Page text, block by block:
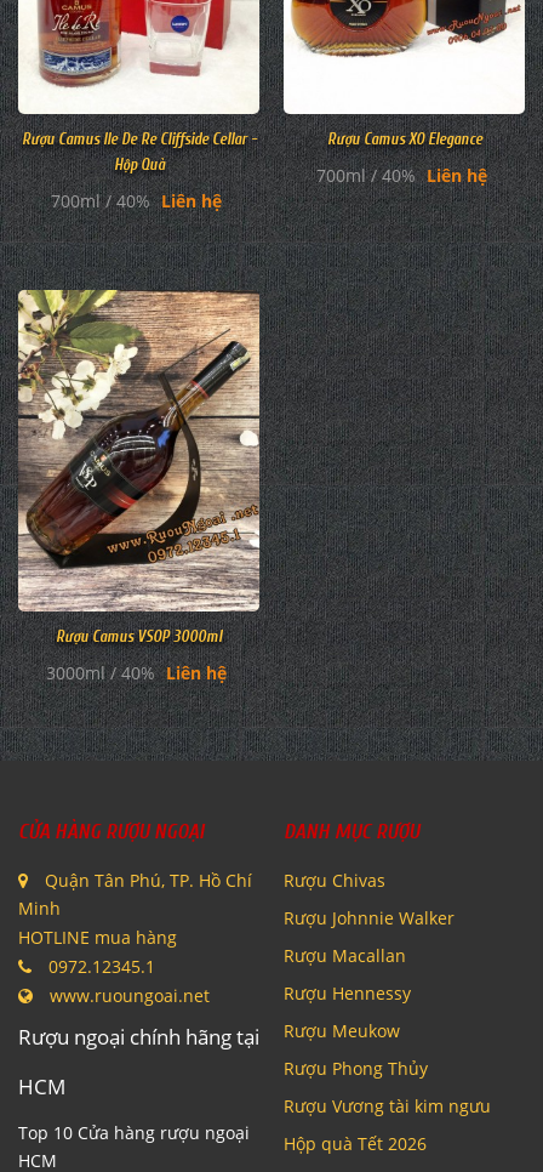
Rượu Camus Ile De Re Cliffside Cellar -
Hộp Quà
700ml / 40% Liên hệ
Rượu Camus XO Elegance
700ml / 40% Liên hệ
Rượu Camus VSOP 3000ml
3000ml / 40% Liên hệ
CỬA HÀNG RƯỢU NGOẠI
Quận Tân Phú, TP. Hồ Chí
Minh
HOTLINE mua hàng
0972.12345.1
www.ruoungoai.net
Rượu ngoại chính hãng tại
HCM
Top 10 Cửa hàng rượu ngoại
HCM
DANH MỤC RƯỢU
Rượu Chivas
Rượu Johnnie Walker
Rượu Macallan
Rượu Hennessy
Rượu Meukow
Rượu Phong Thủy
Rượu Vương tài kim ngưu
Hộp quà Tết 2026